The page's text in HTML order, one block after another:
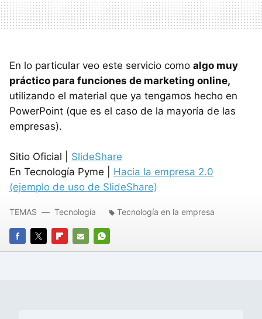
En lo particular veo este servicio como algo muy
práctico para funciones de marketing online,
utilizando el material que ya tengamos hecho en
PowerPoint (que es el caso de la mayoría de las
empresas).
Sitio Oficial | SlideShare
En Tecnología Pyme | Hacia la empresa 2.0
(ejemplo de uso de SlideShare)
FACEBOOK
TWITTERFLIPBOARD
E-
WHATSAPP
TEMAS Tecnología Tecnología en la empresa